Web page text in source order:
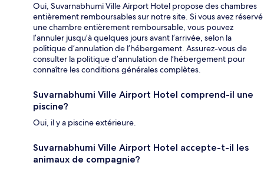
Oui, Suvarnabhumi Ville Airport Hotel propose des chambres
entièrement remboursables sur notre site. Si vous avez réservé
une chambre entièrement remboursable, vous pouvez
l’annuler jusqu’à quelques jours avant l’arrivée, selon la
politique d’annulation de l’hébergement. Assurez-vous de
consulter la politique d’annulation de l’hébergement pour
connaître les conditions générales complètes.
Suvarnabhumi Ville Airport Hotel comprend-il une
piscine?
Oui, il y a piscine extérieure.
Suvarnabhumi Ville Airport Hotel accepte-t-il les
animaux de compagnie?